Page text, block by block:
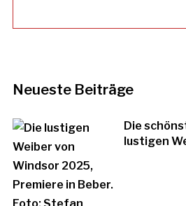
Neueste Beiträge
Die
lustigen